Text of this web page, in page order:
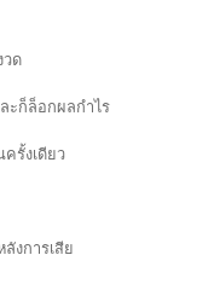
วด
ะก็ล็อกผลกำไร
รั้งเดียว
งการเสีย